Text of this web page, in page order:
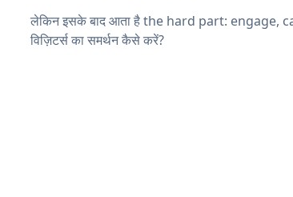
लेकिन इसके बाद आता है the hard part: engage,
विज़िटर्स का समर्थन कैसे करें?